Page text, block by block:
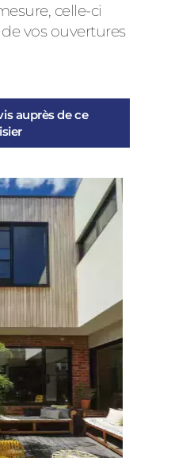
celle-ci
vos ouvertures
auprès de ce